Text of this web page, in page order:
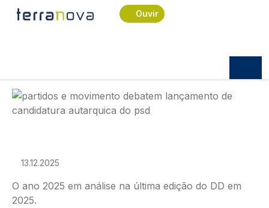
Passar para o conteúdo principal
Ouvir
Navegação estrutural
Início
Discurso Directo
Discurso Direto
Imagem
13.12.2025
O ano 2025 em análise na última edição do DD em
2025.